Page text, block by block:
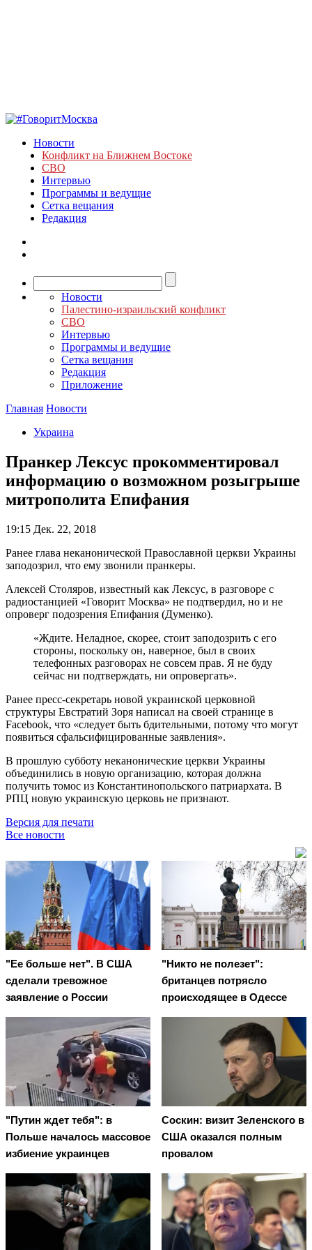
Новости
Конфликт на Ближнем Востоке
СВО
Интервью
Программы и ведущие
Сетка вещания
Редакция
Новости
Палестино-израильский конфликт
СВО
Интервью
Программы и ведущие
Сетка вещания
Редакция
Приложение
Главная Новости
Украина
Пранкер Лексус прокомментировал
информацию о возможном розыгрыше
митрополита Епифания
19:15 Дек. 22, 2018
Ранее глава неканонической Православной церкви Украины
заподозрил, что ему звонили пранкеры.
Алексей Столяров, известный как Лексус, в разговоре с
радиостанцией «Говорит Москва» не подтвердил, но и не
опроверг подозрения Епифания (Думенко).
«Ждите. Неладное, скорее, стоит заподозрить с его
стороны, поскольку он, наверное, был в своих
телефонных разговорах не совсем прав. Я не буду
сейчас ни подтверждать, ни опровергать».
Ранее пресс-секретарь новой украинской церковной
структуры Евстратий Зоря написал на своей странице в
Facebook, что «следует быть бдительными, потому что могут
появиться сфальсифицированные заявления».
В прошлую субботу неканонические церкви Украины
объединились в новую организацию, которая должна
получить томос из Константинопольского патриархата. В
РПЦ новую украинскую церковь не признают.
Версия для печати
Все новости
"Ее больше нет". В США
сделали тревожное
заявление о России
"Никто не полезет":
британцев потрясло
происходящее в Одессе
"Путин ждет тебя": в
Польше началось массовое
избиение украинцев
Соскин: визит Зеленского в
США оказался полным
провалом